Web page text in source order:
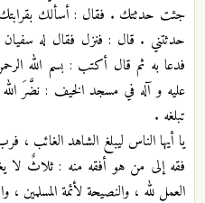
جئت حدثتك . فقال : أسألك بقرابتك
حدثتني . قال : فنزل فقال له
فدعا به ثم قال أكتب : بسم الله
عليه و آله في مسجد الخيف : نضَّرَ
تبلغه .
يا أيها الناس ليبلغ الشاهد
فقه إلى من هو أفقه منه : ثلاثٌ
العمل لله ، والنصيحة لأئمة المسلمين